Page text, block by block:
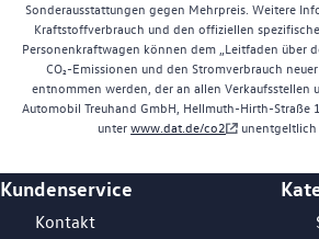
Sonderausstattungen gegen Mehrpreis. Weitere
Kraftstoffverbrauch und den offiziellen
Personenkraftwagen können dem „Leitfaden über
CO₂-Emissionen und den Stromverbrauch
entnommen werden, der an allen Verkaufsstellen
Automobil Treuhand GmbH, Hellmuth-Hirth-Straße
unterwww.dat.de/co2 unentgeltlich
Footer Teaser
Kundenservice
Kontakt